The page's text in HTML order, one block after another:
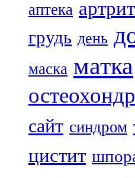
аптека артрит
грудь день
маска матка
сайт синдром
цистит